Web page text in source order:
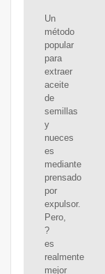
Un
método
popular
para
extraer
aceite
de
semillas
y
nueces
es
mediante
prensado
por
expulsor.
Pero,
?
es
realmente
mejor